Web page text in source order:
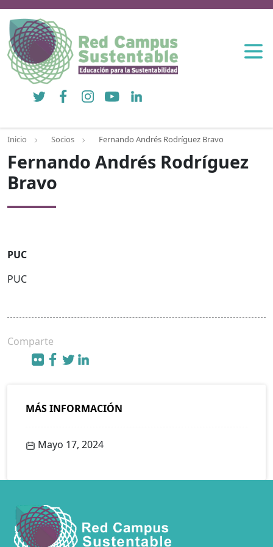
Twitter FacebookInstagramYouTubeLinkedIn
Inicio Socios Fernando Andrés Rodríguez Bravo
Fernando Andrés Rodríguez
Bravo
PUC
PUC
Comparte
MÁS INFORMACIÓN
Mayo 17, 2024